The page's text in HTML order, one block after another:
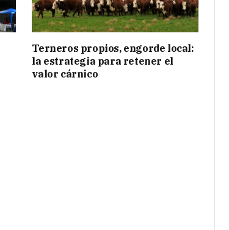
Terneros propios, engorde local:
la estrategia para retener el
valor cárnico